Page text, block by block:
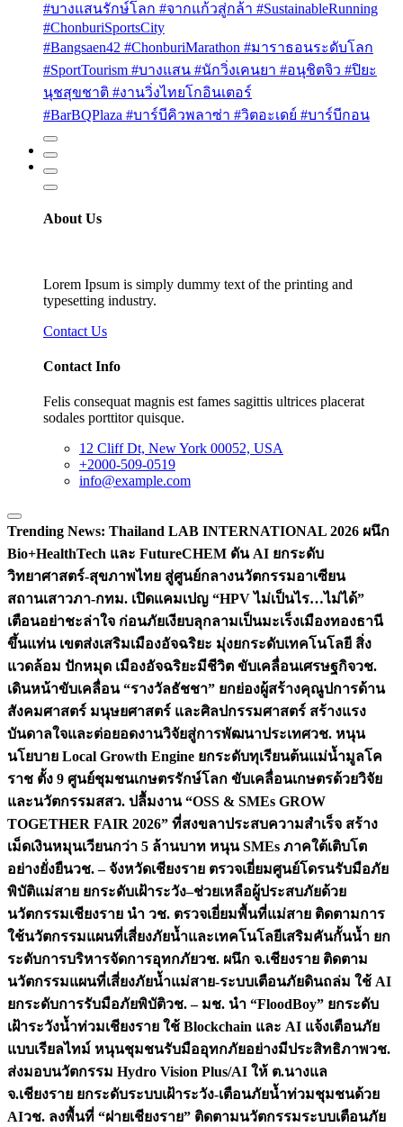
#บางแสนรักษ์โลก #จากแก้วสู่กล้า #SustainableRunning
#ChonburiSportsCity
#Bangsaen42 #ChonburiMarathon #มาราธอนระดับโลก
#SportTourism #บางแสน #นักวิ่งเคนยา #อนุชิตจิว #ปิยะ
นุชสุขชาติ #งานวิ่งไทยโกอินเตอร์
#BarBQPlaza #บาร์บีคิวพลาซ่า #วิตอะเดย์ #บาร์บีกอน
About Us
Lorem Ipsum is simply dummy text of the printing and
typesetting industry.
Contact Us
Contact Info
Felis consequat magnis est fames sagittis ultrices placerat
sodales porttitor quisque.
12 Cliff Dt, New York 00052, USA
+2000-509-0519
info@example.com
Trending News: Thailand LAB INTERNATIONAL 2026 ผนึก
Bio+HealthTech และ FutureCHEM ดัน AI ยกระดับ
วิทยาศาสตร์-สุขภาพไทย สู่ศูนย์กลางนวัตกรรมอาเซียน
สถานเสาวภา-กทม. เปิดแคมเปญ “HPV ไม่เป็นไร…ไม่ได้”
เตือนอย่าชะล่าใจ ก่อนภัยเงียบลุกลามเป็นมะเร็งเมืองทองธานี
ขึ้นแท่น เขตส่งเสริมเมืองอัจฉริยะ มุ่งยกระดับเทคโนโลยี สิ่ง
แวดล้อม ปักหมุด เมืองอัจฉริยะมีชีวิต ขับเคลื่อนเศรษฐกิจวช.
เดินหน้าขับเคลื่อน “รางวัลธัชชา” ยกย่องผู้สร้างคุณูปการด้าน
สังคมศาสตร์ มนุษยศาสตร์ และศิลปกรรมศาสตร์ สร้างแรง
บันดาลใจและต่อยอดงานวิจัยสู่การพัฒนาประเทศวช. หนุน
นโยบาย Local Growth Engine ยกระดับทุเรียนต้นแม่น้ำมูลโค
ราช ตั้ง 9 ศูนย์ชุมชนเกษตรรักษ์โลก ขับเคลื่อนเกษตรด้วยวิจัย
และนวัตกรรมสสว. ปลื้มงาน “OSS & SMEs GROW
TOGETHER FAIR 2026” ที่สงขลาประสบความสำเร็จ สร้าง
เม็ดเงินหมุนเวียนกว่า 5 ล้านบาท หนุน SMEs ภาคใต้เติบโต
อย่างยั่งยืนวช. – จังหวัดเชียงราย ตรวจเยี่ยมศูนย์โดรนรับมือภัย
พิบัติแม่สาย ยกระดับเฝ้าระวัง–ช่วยเหลือผู้ประสบภัยด้วย
นวัตกรรมเชียงราย นำ วช. ตรวจเยี่ยมพื้นที่แม่สาย ติดตามการ
ใช้นวัตกรรมแผนที่เสี่ยงภัยน้ำและเทคโนโลยีเสริมคันกั้นน้ำ ยก
ระดับการบริหารจัดการอุทกภัยวช. ผนึก จ.เชียงราย ติดตาม
นวัตกรรมแผนที่เสี่ยงภัยน้ำแม่สาย-ระบบเตือนภัยดินถล่ม ใช้ AI
ยกระดับการรับมือภัยพิบัติวช. – มช. นำ “FloodBoy” ยกระดับ
เฝ้าระวังน้ำท่วมเชียงราย ใช้ Blockchain และ AI แจ้งเตือนภัย
แบบเรียลไทม์ หนุนชุมชนรับมืออุทกภัยอย่างมีประสิทธิภาพวช.
ส่งมอบนวัตกรรม Hydro Vision Plus/AI ให้ ต.นางแล
จ.เชียงราย ยกระดับระบบเฝ้าระวัง-เตือนภัยน้ำท่วมชุมชนด้วย
AIวช. ลงพื้นที่ “ฝายเชียงราย” ติดตามนวัตกรรมระบบเตือนภัย